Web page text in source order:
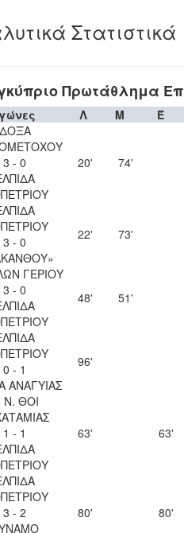
Στατιστικά
Πρωτάθλημα
Λ Μ
Έ
3 - 0
20' 74'
3 - 0
22' 73'
ΓΕΡΙΟΥ
3 - 0
48' 51'
0 - 1
ΑΝΑΓΥΙΑΣ
96'
Ν. ΘΟΙ
1 - 1
63' 63'
3 - 2
80' 80'